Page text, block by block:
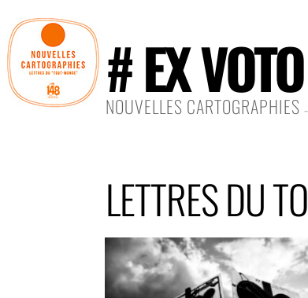
# EX VOTO
NOUVELLES CARTOGRAPHIES
LETTRES DU